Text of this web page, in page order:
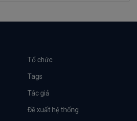
Tổ chức
Tags
Tác giả
Đề xuất hệ thống